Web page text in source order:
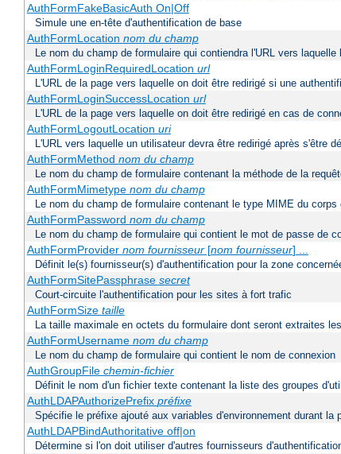
AuthFormFakeBasicAuth On|Off
Simule une en-tête d'authentification de base
AuthFormLocation nom du champ
Le nom du champ de formulaire qui contiendra l'URL vers
AuthFormLoginRequiredLocation url
L'URL de la page vers laquelle on doit être redirigé si une
AuthFormLoginSuccessLocation url
L'URL de la page vers laquelle on doit être redirigé en cas de
AuthFormLogoutLocation uri
L'URL vers laquelle un utilisateur devra être redirigé après s'être
AuthFormMethod nom du champ
Le nom du champ de formulaire contenant la méthode de la
AuthFormMimetype nom du champ
Le nom du champ de formulaire contenant le type MIME du
AuthFormPassword nom du champ
Le nom du champ de formulaire qui contient le mot de passe de
AuthFormProvider nom fournisseur[nom fournisseur] ...
Définit le(s) fournisseur(s) d'authentification pour la zone
AuthFormSitePassphrase secret
Court-circuite l'authentification pour les sites à fort trafic
AuthFormSize taille
La taille maximale en octets du formulaire dont seront extraites
AuthFormUsername nom du champ
Le nom du champ de formulaire qui contient le nom de connexion
AuthGroupFile chemin-fichier
Définit le nom d'un fichier texte contenant la liste des groupes
AuthLDAPAuthorizePrefix préfixe
Spécifie le préfixe ajouté aux variables d'environnement durant la
AuthLDAPBindAuthoritative off|on
Détermine si l'on doit utiliser d'autres fournisseurs